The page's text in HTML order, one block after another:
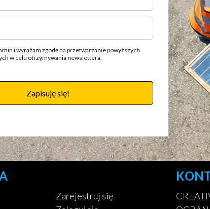
i wyrażam zgodę na przetwarzanie powyższych
w celu otrzymywania newslettera.
Zapisuję się!
Zarejestruj się